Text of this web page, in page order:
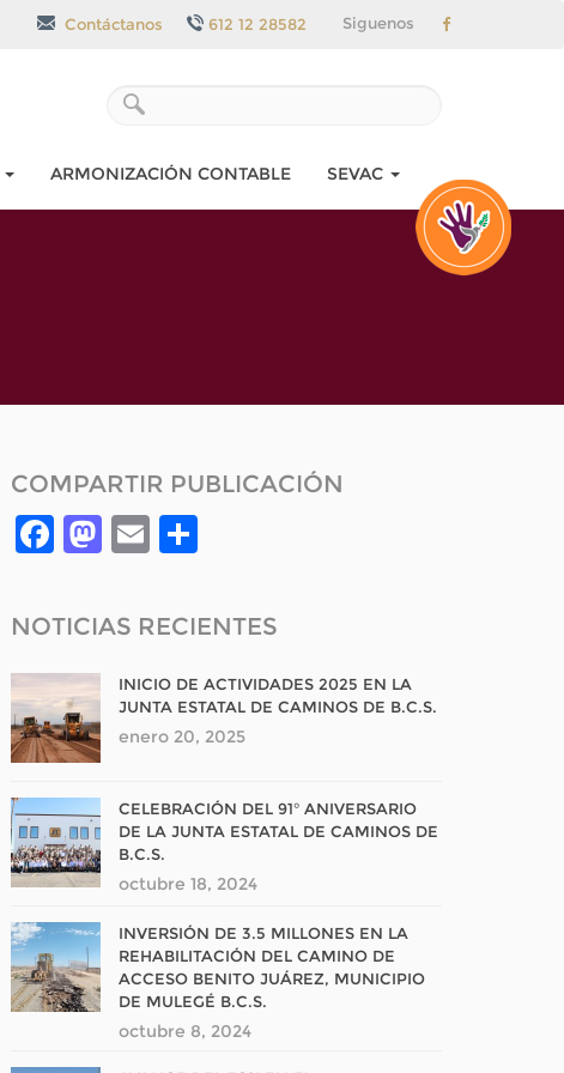
Siguenos
Contáctanos 612 12 28582
ARMONIZACIÓN CONTABLE SEVAC
COMPARTIR PUBLICACIÓN
Facebook
Mastodon
Email
NOTICIAS RECIENTES
INICIO DE ACTIVIDADES 2025 EN LA
JUNTA ESTATAL DE CAMINOS DE B.C.S.
enero 20, 2025
CELEBRACIÓN DEL 91° ANIVERSARIO
DE LA JUNTA ESTATAL DE CAMINOS DE
B.C.S.
octubre 18, 2024
INVERSIÓN DE 3.5 MILLONES EN LA
REHABILITACIÓN DEL CAMINO DE
ACCESO BENITO JUÁREZ, MUNICIPIO
DE MULEGÉ B.C.S.
octubre 8, 2024